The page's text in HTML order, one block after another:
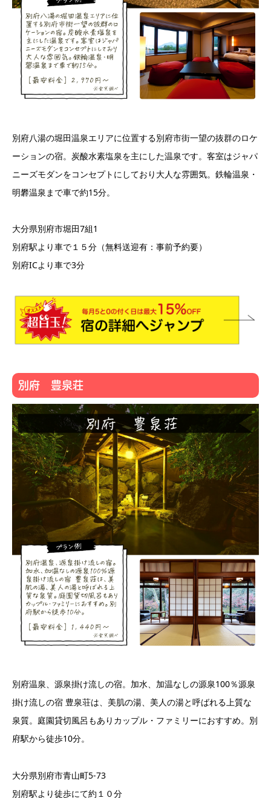
別府八湯の堀田温泉エリアに位置する別府市街一望の抜群のロケ
ーションの宿。炭酸水素塩泉を主にした温泉です。客室はジャパ
ニーズモダンをコンセプトにしており大人な雰囲気。鉄輪温泉・
明礬温泉まで車で約15分。
大分県別府市堀田7組1
別府駅より車で１５分（無料送迎有：事前予約要）
別府ICより車で3分
別府 豊泉荘
別府温泉、源泉掛け流しの宿。加水、加温なしの源泉100％源泉
掛け流しの宿 豊泉荘は、美肌の湯、美人の湯と呼ばれる上質な
泉質。庭園貸切風呂もありカップル・ファミリーにおすすめ。別
府駅から徒歩10分。
大分県別府市青山町5-73
別府駅より徒歩にて約１０分